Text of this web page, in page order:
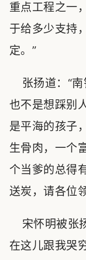
重点工程之一
于给多少支持
定。”
张扬道：“南
也不是想踩别
是平海的孩子
生骨肉，一个
个当爹的总得
送炭，请各位
宋怀明被张
在这儿跟我哭